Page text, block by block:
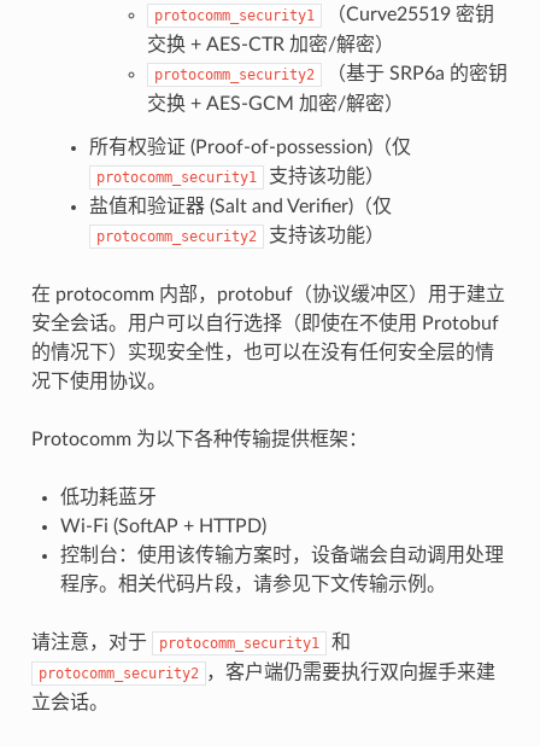
protocomm_security1
（Curve25519 密钥
交换 + AES-CTR 加密/解密）
protocomm_security2
（基于 SRP6a 的密钥
交换 + AES-GCM 加密/解密）
所有权验证 (Proof-of-possession)（仅
protocomm_security1
支持该功能）
盐值和验证器 (Salt and Verifier)（仅
protocomm_security2 支持该功能）
在 protocomm 内部，protobuf（协议缓冲区）用于建立
安全会话。用户可以自行选择（即使在不使用 Protobuf
的情况下）实现安全性，也可以在没有任何安全层的情
况下使用协议。
Protocomm 为以下各种传输提供框架：
低功耗蓝牙
Wi-Fi (SoftAP + HTTPD)
控制台：使用该传输方案时，设备端会自动调用处理
程序。相关代码片段，请参见下文传输示例。
请注意，对于 protocomm_security1 和
protocomm_security2 ，客户端仍需要执行双向握手来建
立会话。